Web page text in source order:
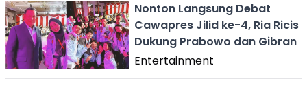
Nonton Langsung Debat
Cawapres Jilid ke-4, Ria Ricis
Dukung Prabowo dan Gibran
Entertainment